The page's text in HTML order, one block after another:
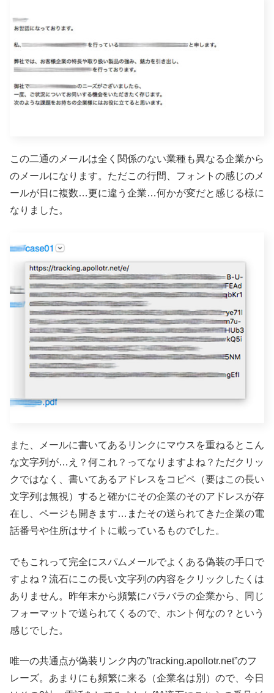
この二通のメールは全く関係のない業種も異なる企業から
のメールになります。ただこの行間、フォントの感じのメ
ールが日に複数…更に違う企業…何かが変だと感じる様に
なりました。
また、メールに書いてあるリンクにマウスを重ねるとこん
な文字列が…え？何これ？ってなりますよね？ただクリッ
クではなく、書いてあるアドレスをコピペ（要はこの長い
文字列は無視）すると確かにその企業のそのアドレスが存
在し、ページも開きます…またその送られてきた企業の電
話番号や住所はサイトに載っているものでした。
でもこれって完全にスパムメールでよくある偽装の手口で
すよね？流石にこの長い文字列の内容をクリックしたくは
ありません。昨年末から頻繁にバラバラの企業から、同じ
フォーマットで送られてくるので、ホント何なの？という
感じでした。
唯一の共通点が偽装リンク内の”tracking.apollotr.net”のフ
レーズ。あまりにも頻繁に来る（企業名は別）ので、今日